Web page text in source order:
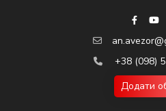
+38 (098)
Додати